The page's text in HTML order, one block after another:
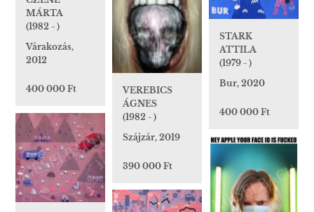
STARK
ATTILA
(1979 - )
Bur, 2020
400 000 Ft
MÁRTA
(1982 - )
Várakozás,
2012
400 000 Ft
VEREBICS
ÁGNES
(1982 - )
Szájzár, 2019
390 000 Ft